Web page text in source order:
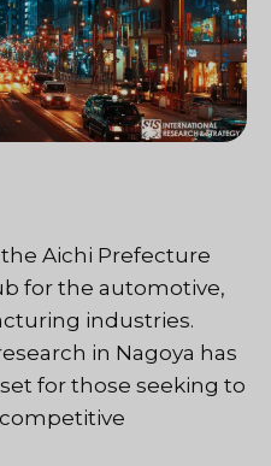
Aichi Prefecture
for the automotive,
industries.
in Nagoya has
for those seeking to